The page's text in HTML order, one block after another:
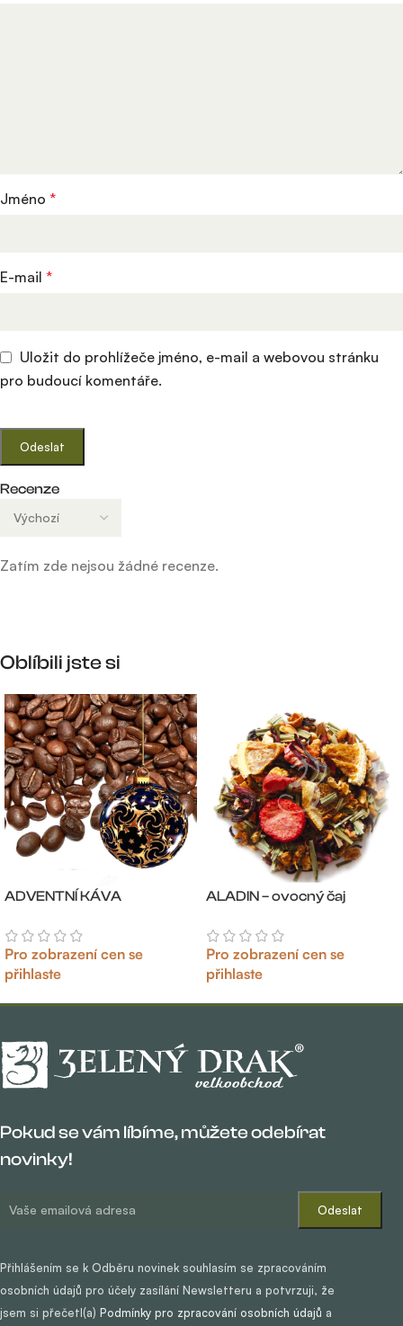
Recenze
Zatím zde nejsou žádné recenze.
Jméno *
E-mail *
Uložit do prohlížeče jméno, e-mail a webovou stránku
pro budoucí komentáře.
Oblíbili jste si
ADVENTNÍ KÁVA
Pro zobrazení cen se
přihlaste
ALADIN – ovocný čaj
Pro zobrazení cen se
přihlaste
Pokud se vám líbíme, můžete odebírat
novinky!
Přihlášením se k Odběru novinek souhlasím se zpracováním
osobních údajů pro účely zasílání Newsletteru a potvrzuji, že
jsem si přečetl(a) Podmínky pro zpracování osobních údajů a